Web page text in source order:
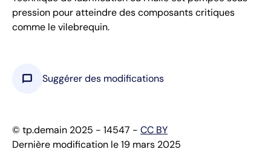
pression pour atteindre des composants critiques
comme le vilebrequin.
chat_bubble Suggérer des modifications
© tp.demain 2025 - 14547 - CC BY
Dernière modification le 19 mars 2025